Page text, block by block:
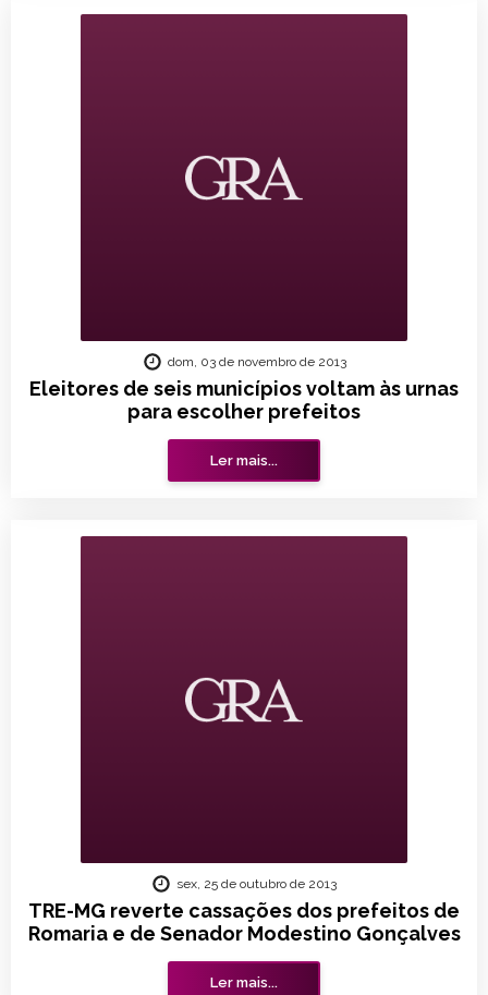
Eleitores de seis municípios voltam às urnas
para escolher prefeitos
dom, 03 de novembro de 2013
Ler mais...
TRE-MG reverte cassações dos prefeitos de
Romaria e de Senador Modestino Gonçalves
sex, 25 de outubro de 2013
Ler mais...